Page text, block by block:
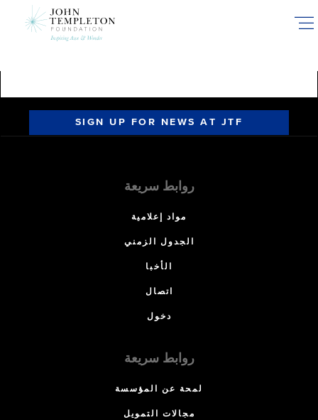
SIGN UP FOR NEWS AT JTF
روابط سريعة
مواد إعلامية
الجدول الزمني
الأخبا
اتصال
دخول
روابط سريعة
لمحة عن المؤسسة
مجالات التمويل